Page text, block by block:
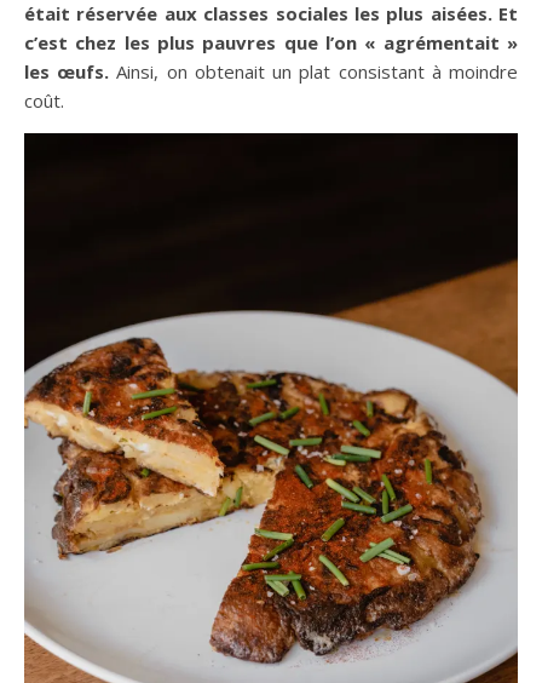
était réservée aux classes sociales les plus aisées. Et
c’est chez les plus pauvres que l’on « agrémentait »
les œufs.Ainsi, on obtenait un plat consistant à moindre
coût.